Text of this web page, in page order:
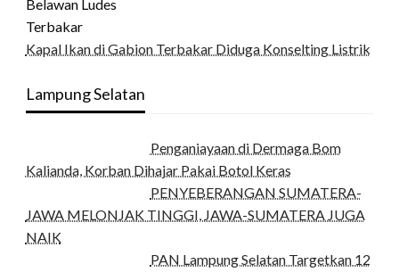
Kapal Ikan di Gabion Terbakar Diduga Konselting Listrik
Lampung Selatan
Penganiayaan di Dermaga Bom
Kalianda, Korban Dihajar Pakai Botol Keras
PENYEBERANGAN SUMATERA-
JAWA MELONJAK TINGGI, JAWA-SUMATERA JUGA
NAIK
PAN Lampung Selatan Targetkan 12